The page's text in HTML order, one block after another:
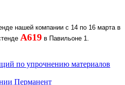
нашей компании с 14 по 16 марта в
A619 в Павильоне 1.
по упрочнению материалов
Перманент